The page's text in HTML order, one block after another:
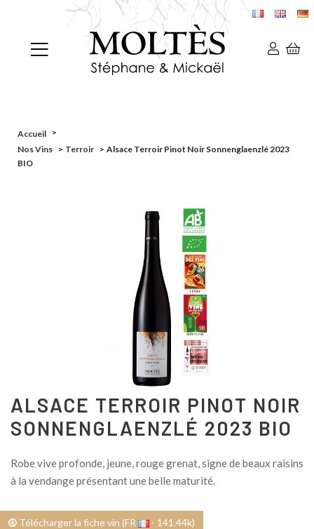
Accueil >
Nos Vins > Terroir > Alsace Terroir Pinot Noir Sonnenglaenzlé 2023
BIO
ALSACE TERROIR PINOT NOIR
SONNENGLAENZLÉ 2023 BIO
Robe vive profonde, jeune, rouge grenat, signe de beaux raisins
à la vendange présentant une belle maturité.
Télécharger la fiche vin (FR - 141.44k)